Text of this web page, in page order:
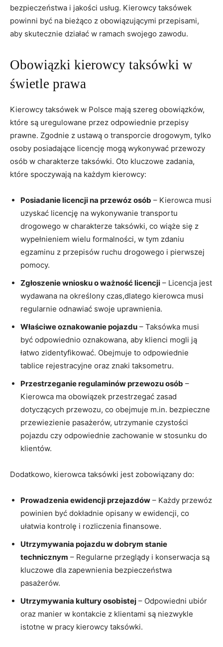
bezpieczeństwa i jakości usług. Kierowcy taksówek
powinni być na bieżąco z obowiązującymi przepisami,
aby skutecznie działać w ramach swojego zawodu.
Obowiązki kierowcy taksówki w
świetle prawa
Kierowcy taksówek w Polsce mają szereg obowiązków,
które są uregulowane przez odpowiednie przepisy
prawne. Zgodnie z ustawą o transporcie drogowym, tylko
osoby posiadające licencję mogą wykonywać przewozy
osób w charakterze taksówki. Oto kluczowe zadania,
które spoczywają na każdym kierowcy:
Posiadanie licencji na przewóz osób – Kierowca musi
uzyskać licencję na wykonywanie transportu
drogowego w charakterze taksówki, co wiąże się z
wypełnieniem wielu formalności, w tym zdaniu
egzaminu z przepisów ruchu drogowego i pierwszej
pomocy.
Zgłoszenie wniosku o ważność licencji – Licencja jest
wydawana na określony czas,dlatego kierowca musi
regularnie odnawiać swoje uprawnienia.
Właściwe oznakowanie pojazdu – Taksówka musi
być odpowiednio oznakowana, aby klienci mogli ją
łatwo zidentyfikować. Obejmuje to odpowiednie
tablice rejestracyjne oraz znaki taksometru.
Przestrzeganie regulaminów przewozu osób –
Kierowca ma obowiązek przestrzegać zasad
dotyczących przewozu, co obejmuje m.in. bezpieczne
przewiezienie pasażerów, utrzymanie czystości
pojazdu czy odpowiednie zachowanie w stosunku do
klientów.
Dodatkowo, kierowca taksówki jest zobowiązany do:
Prowadzenia ewidencji przejazdów – Każdy przewóz
powinien być dokładnie opisany w ewidencji, co
ułatwia kontrolę i rozliczenia finansowe.
Utrzymywania pojazdu w dobrym stanie
technicznym – Regularne przeglądy i konserwacja są
kluczowe dla zapewnienia bezpieczeństwa
pasażerów.
Utrzymywania kultury osobistej – Odpowiedni ubiór
oraz manier w kontakcie z klientami są niezwykle
istotne w pracy kierowcy taksówki.